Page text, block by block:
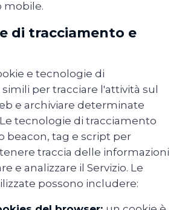
mobile.
di tracciamento e
e tecnologie di
per tracciare l'attività sul
e archiviare determinate
tecnologie di tracciamento
beacon, tag e script per
traccia delle informazioni
e analizzare il Servizio. Le
possono includere: